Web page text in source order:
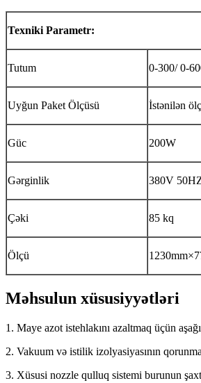
Texniki Parametr:
Tutum 0-300/ 0-
Uyğun Paket Ölçüsü İstənilən
Güc 200W
Gərginlik 380V
Çəki 85 kq
Ölçü
Məhsulun xüsusiyyətləri
1. Maye azot istehlakını azaltmaq üçün
2. Vakuum və istilik izolyasiyasının
3. Xüsusi nozzle qulluq sistemi burunun